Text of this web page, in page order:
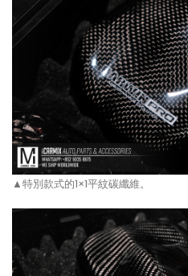
▲特別款式的1×1平紋碳纖維。